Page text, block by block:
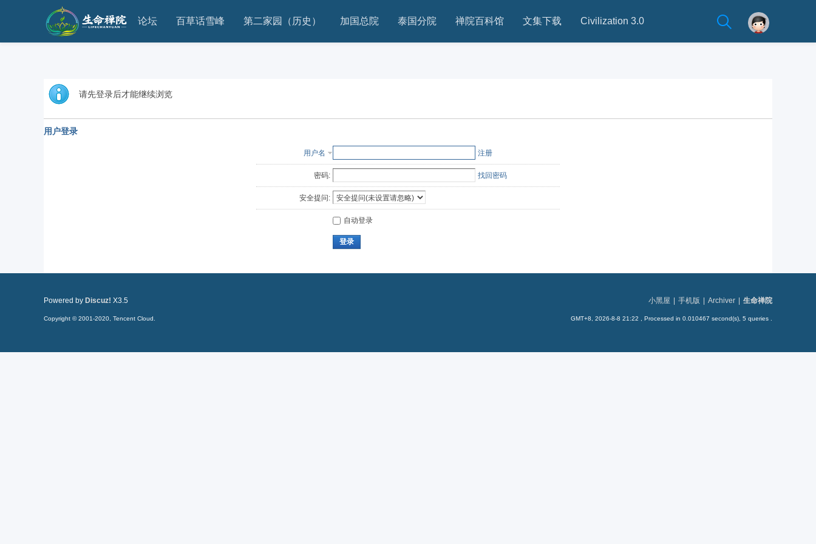
论坛 百草话雪峰 第二家园（历史） 加国总院 泰国分院 禅院百科馆 文集下载 Civilization 3.0
请先登录后才能继续浏览
用户登录
用户名 注册
密码: 找回密码
安全提问:
自动登录
登录
小黑屋 手机版 Archiver 生命禅院
GMT+8, 2026-8-8 21:22 , Processed in 0.010467 second(s), 5 queries .
Powered by Discuz! X3.5
Copyright © 2001-2020, Tencent Cloud.